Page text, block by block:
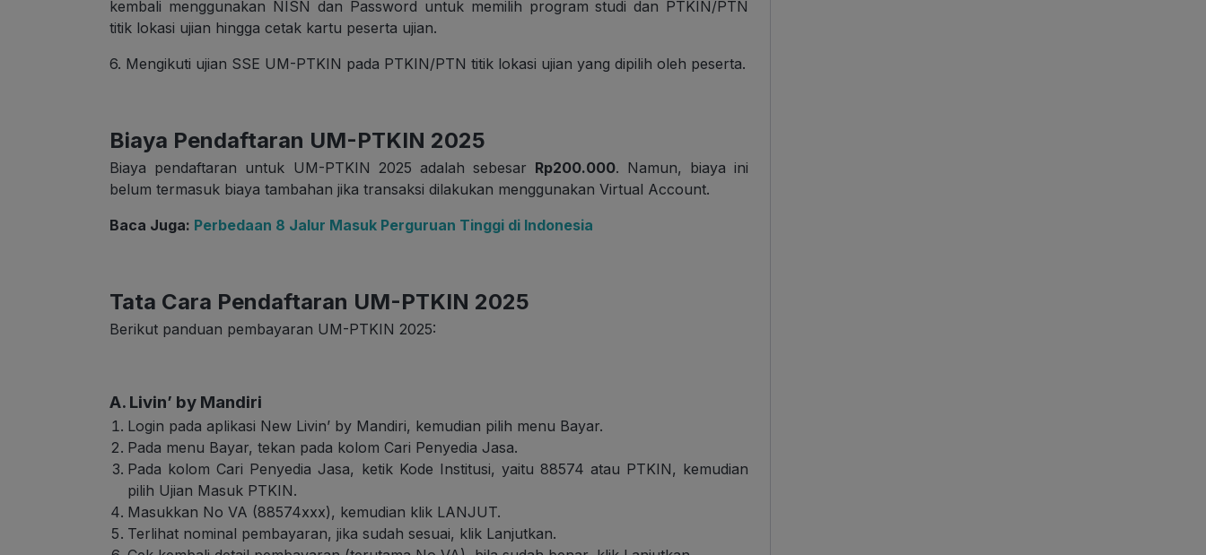
kembali menggunakan NISN dan Password untuk memilih program studi dan PTKIN/PTN
titik lokasi ujian hingga cetak kartu peserta ujian.
6. Mengikuti ujian SSE UM-PTKIN pada PTKIN/PTN titik lokasi ujian yang dipilih oleh peserta.
Biaya Pendaftaran UM-PTKIN 2025
Biaya pendaftaran untuk UM-PTKIN 2025 adalah sebesar Rp200.000. Namun, biaya ini
belum termasuk biaya tambahan jika transaksi dilakukan menggunakan Virtual Account.
Baca Juga: Perbedaan 8 Jalur Masuk Perguruan Tinggi di Indonesia
Tata Cara Pendaftaran UM-PTKIN 2025
Berikut panduan pembayaran UM-PTKIN 2025:
A. Livin’ by Mandiri
Login pada aplikasi New Livin’ by Mandiri, kemudian pilih menu Bayar.
Pada menu Bayar, tekan pada kolom Cari Penyedia Jasa.
Pada kolom Cari Penyedia Jasa, ketik Kode Institusi, yaitu 88574 atau PTKIN, kemudian
pilih Ujian Masuk PTKIN.
Masukkan No VA (88574xxx), kemudian klik LANJUT.
Terlihat nominal pembayaran, jika sudah sesuai, klik Lanjutkan.